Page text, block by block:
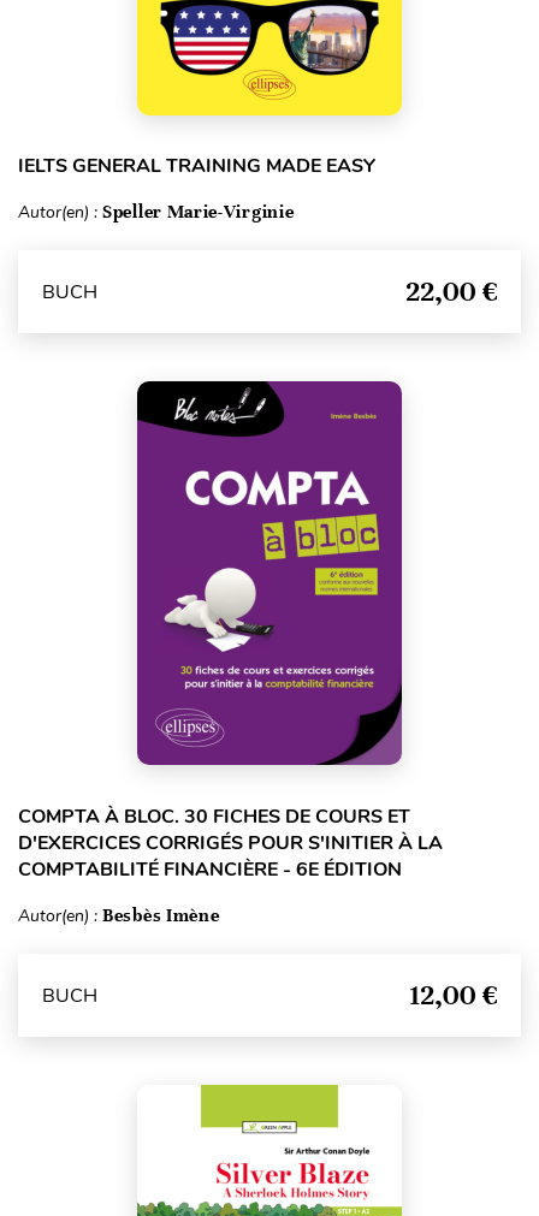
IELTS GENERAL TRAINING MADE EASY
Autor(en) : Speller Marie-Virginie
BUCH 22,00 €
COMPTA À BLOC. 30 FICHES DE COURS ET
D'EXERCICES CORRIGÉS POUR S'INITIER À LA
COMPTABILITÉ FINANCIÈRE - 6E ÉDITION
Autor(en) : Besbès Imène
BUCH 12,00 €